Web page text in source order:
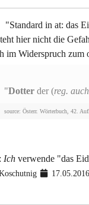
"Standard in at: das
hier nicht die
im Widerspruch zum
"Dotter der (reg. auch
source: Österr. Wörterbuch, 42.
Ich verwende "das
17.05.2016